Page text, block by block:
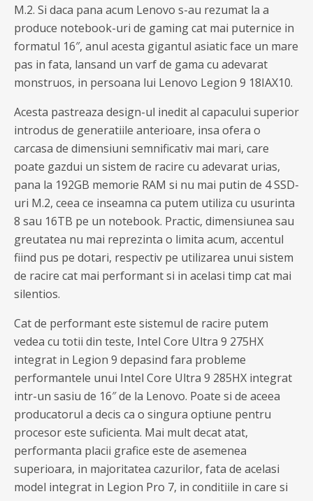
M.2. Si daca pana acum Lenovo s-au rezumat la a
produce notebook-uri de gaming cat mai puternice in
formatul 16″, anul acesta gigantul asiatic face un mare
pas in fata, lansand un varf de gama cu adevarat
monstruos, in persoana lui Lenovo Legion 9 18IAX10.
Acesta pastreaza design-ul inedit al capacului superior
introdus de generatiile anterioare, insa ofera o
carcasa de dimensiuni semnificativ mai mari, care
poate gazdui un sistem de racire cu adevarat urias,
pana la 192GB memorie RAM si nu mai putin de 4 SSD-
uri M.2, ceea ce inseamna ca putem utiliza cu usurinta
8 sau 16TB pe un notebook. Practic, dimensiunea sau
greutatea nu mai reprezinta o limita acum, accentul
fiind pus pe dotari, respectiv pe utilizarea unui sistem
de racire cat mai performant si in acelasi timp cat mai
silentios.
Cat de performant este sistemul de racire putem
vedea cu totii din teste, Intel Core Ultra 9 275HX
integrat in Legion 9 depasind fara probleme
performantele unui Intel Core Ultra 9 285HX integrat
intr-un sasiu de 16″ de la Lenovo. Poate si de aceea
producatorul a decis ca o singura optiune pentru
procesor este suficienta. Mai mult decat atat,
performanta placii grafice este de asemenea
superioara, in majoritatea cazurilor, fata de acelasi
model integrat in Legion Pro 7, in conditiile in care si